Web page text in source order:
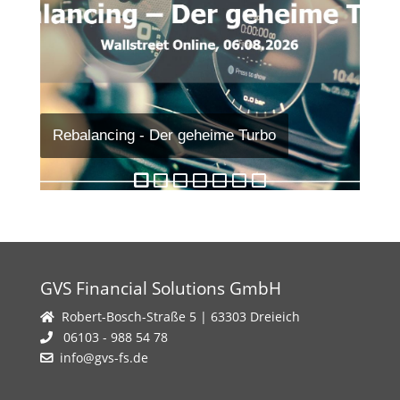
Rebalancing - Der geheime Turbo
Kryptomarkt - Geltende
Rahmenbedingungen
Cat-Bonds: renditestark & korrelationsarm
Asienkrise - Tiger im Wasser
Wertpapierkredite auf Rekordhoch – Crash
bald?
Dividenden - Einkommen sichern?
Schwarzer Montag – rätselhaftester
Börsencrash
GVS Financial Solutions GmbH
Robert-Bosch-Straße 5 | 63303 Dreieich
06103 - 988 54 78
info@gvs-fs.de